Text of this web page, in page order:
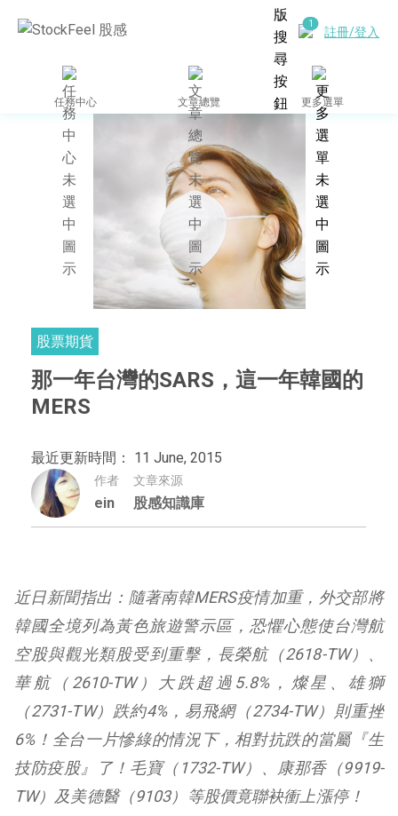
註冊/登入
任務中心 文章總覽 更多選單
股票期貨
那一年台灣的SARS，這一年韓國的
MERS
最近更新時間： 11 June, 2015
作者
ein
文章來源
股感知識庫
近日新聞指出：隨著南韓MERS疫情加重，外交部將
韓國全境列為黃色旅遊警示區，恐懼心態使台灣航
空股與觀光類股受到重擊，長榮航（2618-TW）、
華航（2610-TW）大跌超過5.8%，燦星、雄獅
（2731-TW）跌約4%，易飛網（2734-TW）則重挫
6%！全台一片慘綠的情況下，相對抗跌的當屬『生
技防疫股』了！毛寶（1732-TW）、康那香（9919-
TW）及美德醫（9103）等股價竟聯袂衝上漲停！